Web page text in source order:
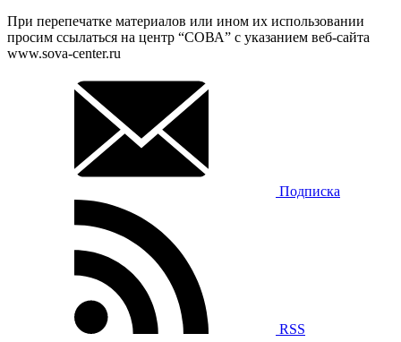
При перепечатке материалов или ином их использовании
просим ссылаться на центр “СОВА” с указанием веб-сайта
www.sova-center.ru
Подписка
RSS